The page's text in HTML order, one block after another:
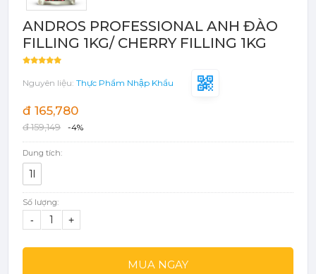
ANDROS PROFESSIONAL ANH ĐÀO
FILLING 1KG/ CHERRY FILLING 1KG
Nguyên liệu:Thực Phẩm Nhập Khẩu
đ 165,780
đ 159,149 -4%
Dung tích:
1l
Số lượng:
- +
MUA NGAY
Phụ Kiện Các Loại